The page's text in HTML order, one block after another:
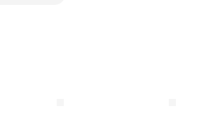
得法定代理人或監護人之同意方可使用
經同意申辦者引起之損失，本公司不負相關責